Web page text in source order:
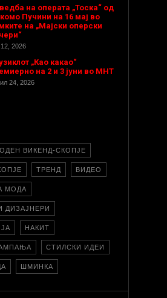
на операта „Тоска“ од
Пучини на 16 мај во
на „Мајски оперски
12, 2026
„Као какао“
на 2 и 3 јуни во МНТ
24, 2026
ВИКЕНД-СКОПЈЕ
ТРЕНД ВИДЕО
МОДА
ДИЗАЈНЕРИ
НАКИТ
СТИЛСКИ ИДЕИ
ШМИНКА